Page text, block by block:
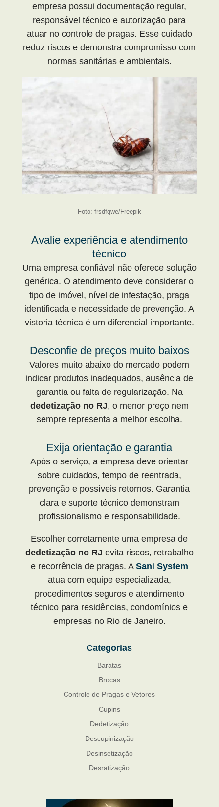
empresa possui documentação regular,
responsável técnico e autorização para
atuar no controle de pragas. Esse cuidado
reduz riscos e demonstra compromisso com
normas sanitárias e ambientais.
Foto: frsdfqwe/Freepik
Avalie experiência e atendimento
técnico
Uma empresa confiável não oferece solução
genérica. O atendimento deve considerar o
tipo de imóvel, nível de infestação, praga
identificada e necessidade de prevenção. A
vistoria técnica é um diferencial importante.
Desconfie de preços muito baixos
Valores muito abaixo do mercado podem
indicar produtos inadequados, ausência de
garantia ou falta de regularização. Na
dedetização no RJ, o menor preço nem
sempre representa a melhor escolha.
Exija orientação e garantia
Após o serviço, a empresa deve orientar
sobre cuidados, tempo de reentrada,
prevenção e possíveis retornos. Garantia
clara e suporte técnico demonstram
profissionalismo e responsabilidade.
Escolher corretamente uma empresa de
dedetização no RJ evita riscos, retrabalho
e recorrência de pragas. A Sani System
atua com equipe especializada,
procedimentos seguros e atendimento
técnico para residências, condomínios e
empresas no Rio de Janeiro.
Categorias
Baratas
Brocas
Controle de Pragas e Vetores
Cupins
Dedetização
Descupinização
Desinsetização
Desratização
Mosquito Mist